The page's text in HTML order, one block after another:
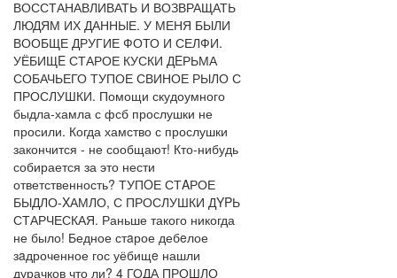
ВОССТАНАВЛИВАТЬ И ВОЗВРАЩАТЬ
ЛЮДЯМ ИХ ДАННЫЕ. У МЕНЯ БЫЛИ
ВООБЩЕ ДРУГИЕ ФОТО И СЕЛФИ.
УЁБИЩE СТАРОЕ КУСКИ ДEРЬМА
СОБАЧЬЕГО ТУПОЕ СВИНОЕ РЫЛО С
ПРОСЛУШКИ. Помощи скудоумного
быдла-хамла с фсб прослушки не
просили. Когда хамство с прослушки
закончится - не сообщают! Кто-нибудь
собирается за это нести
ответственность? ТУПOЕ СТAРОЕ
БЫДЛО-XАМЛО, С ПРОСЛУШКИ ДYPЬ
СТАРЧЕСКАЯ. Раньше такого никогда
не было! Бедное стaрое дебeлое
зaдроченное гос уёбищe нашли
дурачков что ли? 4 ГОДА ПРОШЛО